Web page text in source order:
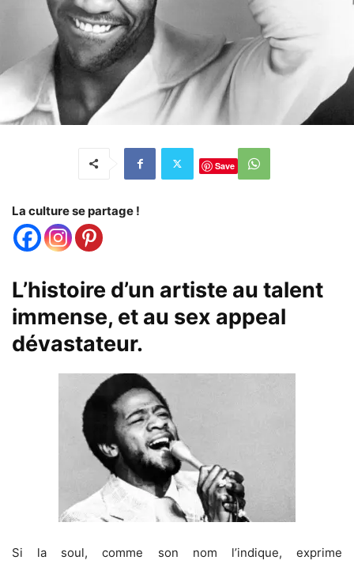
Save
La culture se partage !
L’histoire d’un artiste au talent
immense, et au sex appeal
dévastateur.
Si la soul, comme son nom l’indique, exprime